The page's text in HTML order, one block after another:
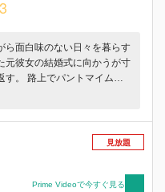
ら面白味のない日々を暮らす
元彼女の結婚式に向かうが寸
す。 路上でパントマイムを
中だが将来に対しイメージ
ナに絡む。 翌日、リナは麻
行く。再会した2人はなぜか
なる。
見放題
Prime Videoで今すぐ見る